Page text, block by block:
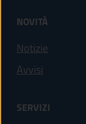
NOVITÀ
Notizie
Avvisi
SERVIZI